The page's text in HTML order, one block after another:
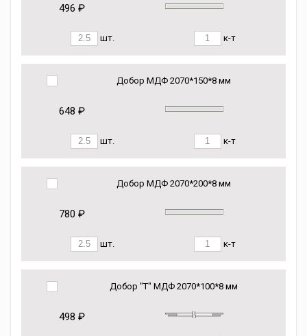
496 ₽
шт. к-т
Добор МДФ 2070*150*8 мм
648 ₽
шт. к-т
Добор МДФ 2070*200*8 мм
780 ₽
шт. к-т
Добор "Т" МДФ 2070*100*8 мм
498 ₽